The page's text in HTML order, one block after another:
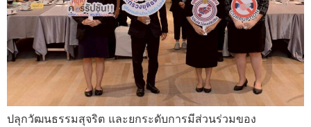
ปลุกวัฒนธรรมสุจริต และยกระดับการมีส่วนร่วมของ